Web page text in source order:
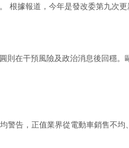
根據報道，今年是發改委第九次
則在干預風險及政治消息後回穩。
警告，正值業界從電動車銷售不均